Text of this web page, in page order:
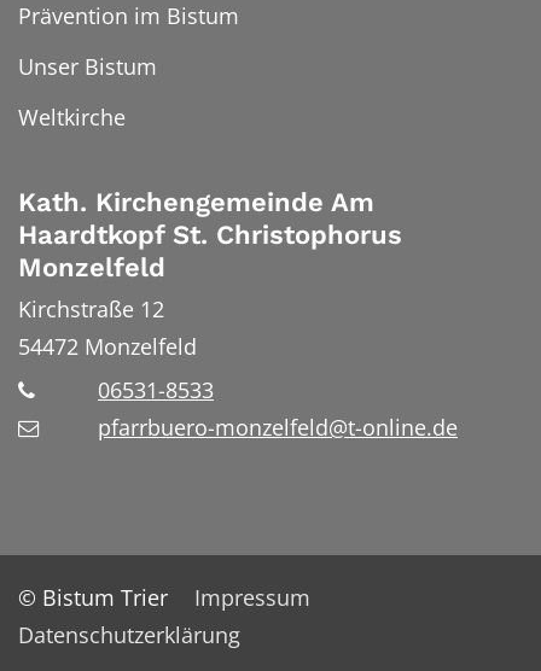
Prävention im Bistum
Unser Bistum
Weltkirche
Kath. Kirchengemeinde Am
Haardtkopf St. Christophorus
Monzelfeld
Kirchstraße 12
54472 Monzelfeld
06531-8533
pfarrbuero-monzelfeld@t-online.de
© Bistum Trier
Impressum
Datenschutzerklärung